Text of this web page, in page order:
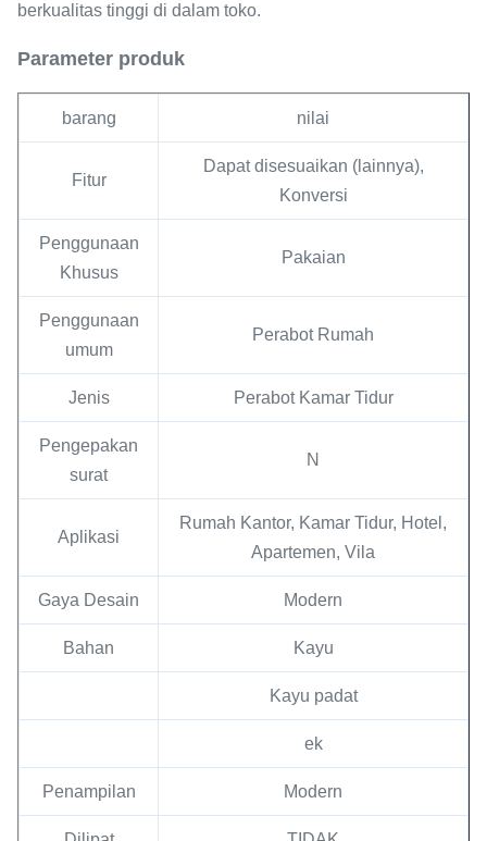
berkualitas tinggi di dalam toko.
Parameter produk
barang nilai
Fitur
Dapat disesuaikan (lainnya),
Konversi
Penggunaan
Khusus
Pakaian
Penggunaan
umum
Perabot Rumah
Jenis Perabot Kamar Tidur
Pengepakan
surat
N
Aplikasi
Rumah Kantor, Kamar Tidur, Hotel,
Apartemen, Vila
Gaya Desain Modern
Bahan Kayu
Kayu padat
ek
Penampilan Modern